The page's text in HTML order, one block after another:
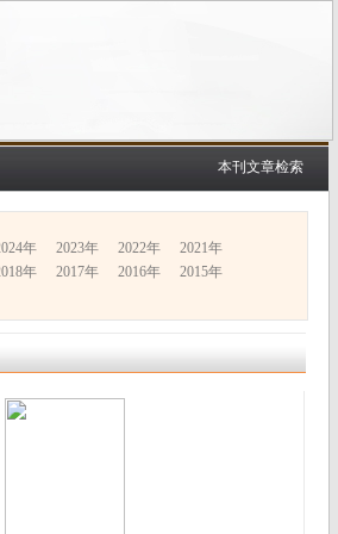
年 2023年 2022年
2021年
年 2017年 2016年
2015年
本刊文章检索